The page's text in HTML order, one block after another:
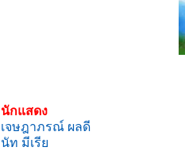
นักแสดง
เจษฎาภรณ์ ผลดี
นัท มีเรีย